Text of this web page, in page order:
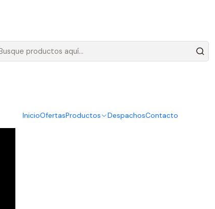
InicioOfertasProductos DespachosContacto
hacer tu primera